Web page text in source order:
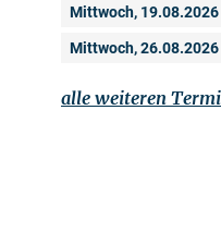
Mittwoch, 19.08.2026
Mittwoch, 26.08.2026
alle weiteren